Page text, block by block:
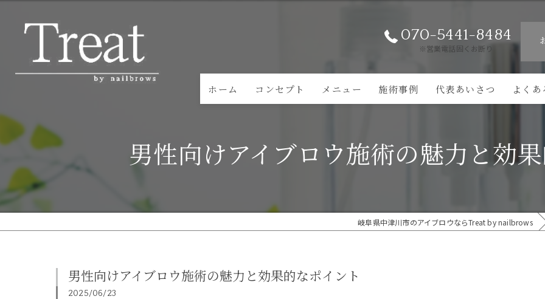
070-5441-8484
※営業電話固くお断り
ホーム コンセプト メニュー 施術事例 代表あいさつ よく
男性向けアイブロウ施術の魅力と効
岐阜県中津川市のアイブロウならTreat by nailbrows
男性向けアイブロウ施術の魅力と効果的なポイント
2025/06/23